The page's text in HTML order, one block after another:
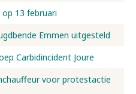
13 februari
Emmen uitgesteld
Carbidincident Joure
voor protestactie